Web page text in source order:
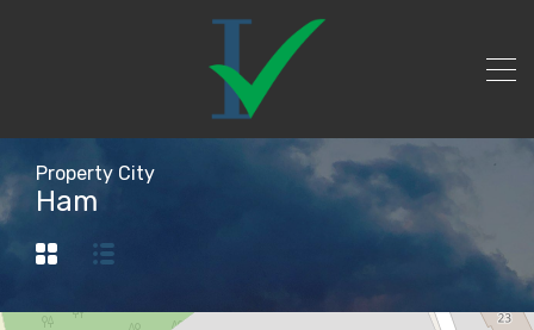
Property City
Ham